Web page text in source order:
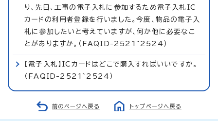
り、先日、工事の電子入札に参加するため電子入札IC
カードの利用者登録を行いました。今度、物品の電子入
札に参加したいと考えていますが、何か他に必要なこ
とがありますか。（FAQID-2521~2524）
【電子入札】ICカードはどこで購入すればいいですか。
（FAQID-2521~2524）
前のページへ戻る トップページへ戻る